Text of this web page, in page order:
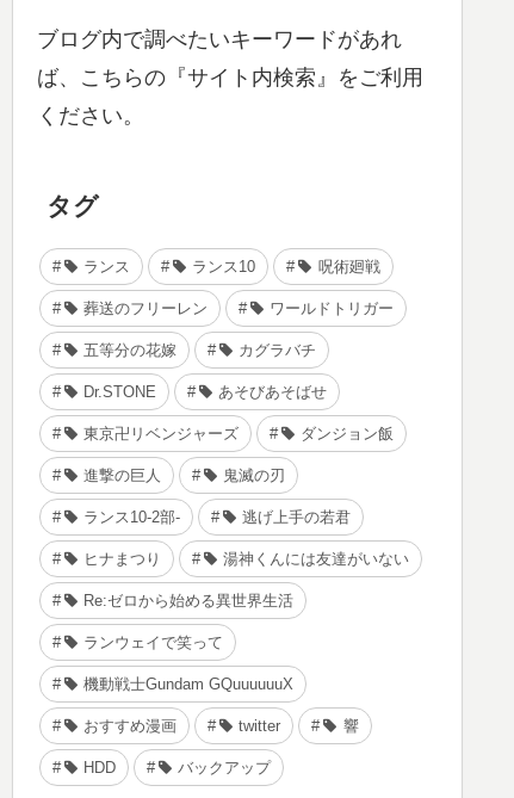
ブログ内で調べたいキーワードがあれ
ば、こちらの『サイト内検索』をご利用
ください。
タグ
ランス ランス10 呪術廻戦
葬送のフリーレン ワールドトリガー
五等分の花嫁 カグラバチ
Dr.STONE あそびあそばせ
東京卍リベンジャーズ ダンジョン飯
進撃の巨人 鬼滅の刃
ランス10-2部- 逃げ上手の若君
ヒナまつり 湯神くんには友達がいない
Re:ゼロから始める異世界生活
ランウェイで笑って
機動戦士Gundam GQuuuuuuX
おすすめ漫画 twitter 響
HDD バックアップ